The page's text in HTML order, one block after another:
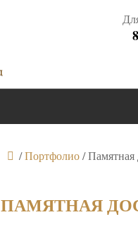
/Портфолио/Памятная
ПАМЯТНАЯ